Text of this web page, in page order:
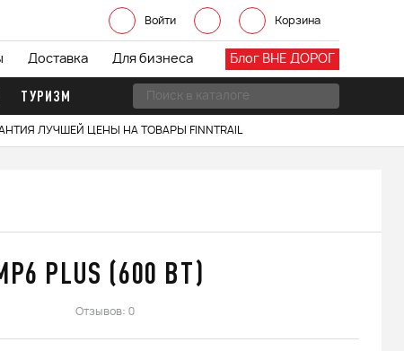
Войти Корзина
Блог ВНЕ ДОРОГ
Доставка Для бизнеса
ТУРИЗМ
ЛУЧШЕЙ ЦЕНЫ НА ТОВАРЫ FINNTRAIL
PLUS (600 ВТ)
Отзывов: 0